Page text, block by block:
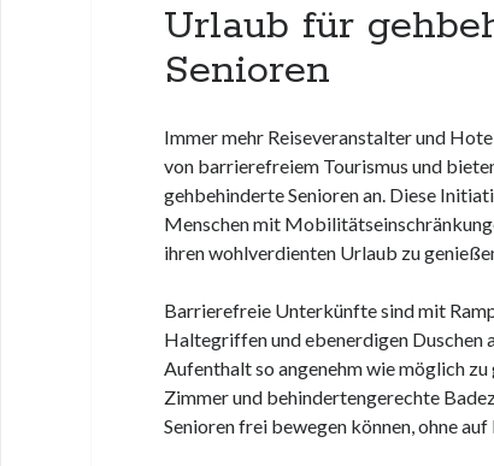
Urlaub für
Senioren
Immer mehr Reiseveranstalter und
von barrierefreiem Tourismus und
gehbehinderte Senioren an. Diese
Menschen mit
ihren wohlverdienten Urlaub zu
Barrierefreie Unterkünfte sind mit
Haltegriffen und ebenerdigen Duschen
Aufenthalt so angenehm wie möglich
Zimmer und behindertengerechte
Senioren frei bewegen können, ohne